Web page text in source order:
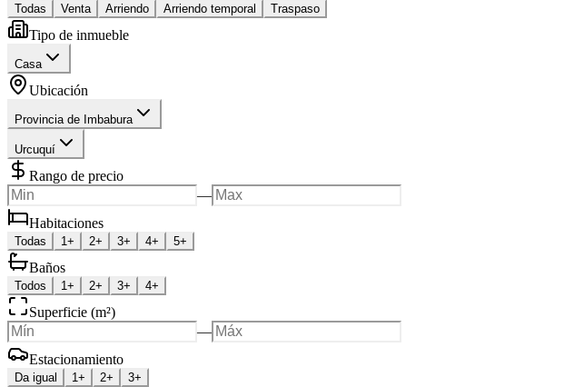
Todas Venta Arriendo Arriendo temporal Traspaso
Tipo de inmueble
Casa
Ubicación
Provincia de Imbabura
Urcuquí
Rango de precio
—
Habitaciones
Todas 1+ 2+ 3+ 4+ 5+
Baños
Todos 1+ 2+ 3+ 4+
Superficie (m²)
—
Estacionamiento
Da igual 1+ 2+ 3+